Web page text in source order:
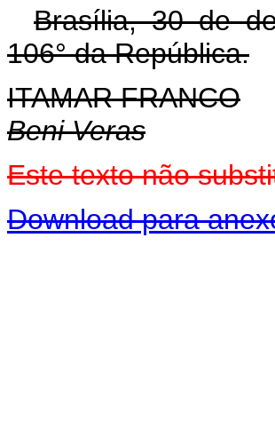
Brasília, 30 de
106° da República.
ITAMAR FRANCO
Beni Veras
Este texto não
Download para